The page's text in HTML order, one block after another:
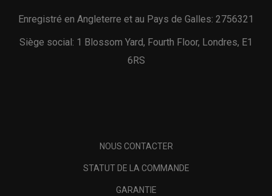
Enregistré en Angleterre et au Pays de Galles: 2756321
Siège social: 1 Blossom Yard, Fourth Floor, Londres, E1
6RS
NOUS CONTACTER
STATUT DE LA COMMANDE
GARANTIE